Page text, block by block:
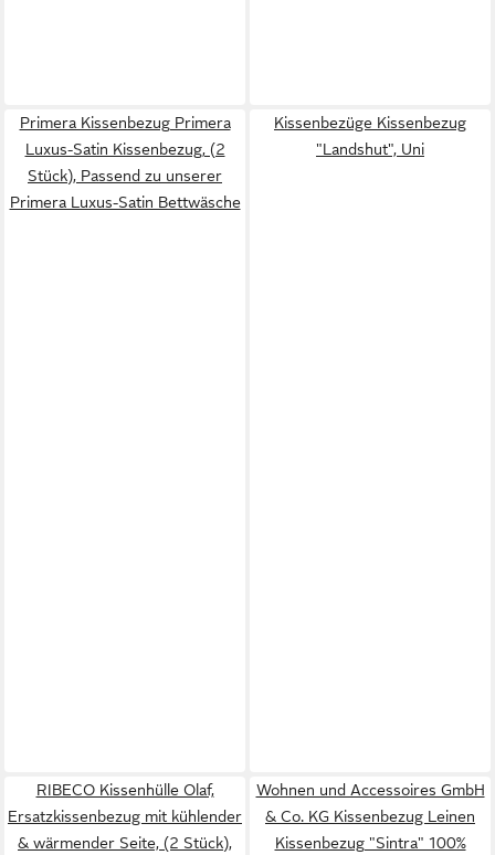
Primera Kissenbezug Primera
Luxus-Satin Kissenbezug, (2
Stück), Passend zu unserer
Primera Luxus-Satin Bettwäsche
Kissenbezüge Kissenbezug
"Landshut", Uni
RIBECO Kissenhülle Olaf,
Ersatzkissenbezug mit kühlender
& wärmender Seite, (2 Stück),
Wohnen und Accessoires GmbH
& Co. KG Kissenbezug Leinen
Kissenbezug "Sintra" 100%